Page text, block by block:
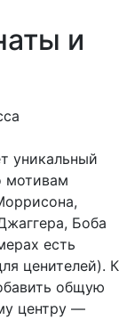
и
уникальный
мотивам
Боба
есть
ценителей). К
общую
центру —